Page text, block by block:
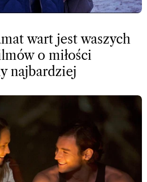
wart jest waszych
o miłości
najbardziej